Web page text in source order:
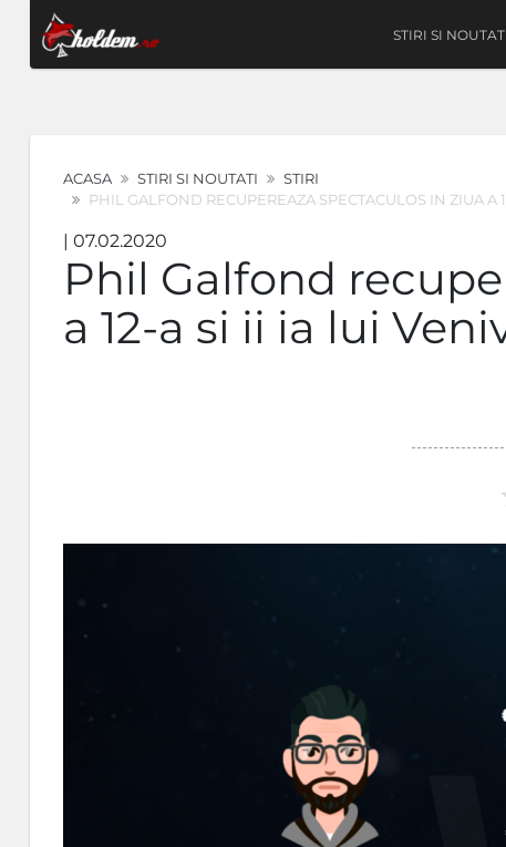
STIRI SI
ACASA STIRI SI NOUTATI
STIRI
PHIL GALFOND RECUPEREAZA SPECTACULOS IN ZIUA
| 07.02.2020
Phil Galfond
a 12-a si ii ia lui